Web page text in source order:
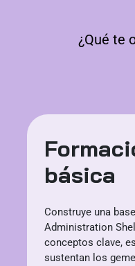
¿Qué te
básica
Construye una
Administration
conceptos clave,
sustentan los